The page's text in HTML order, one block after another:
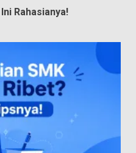
Rahasianya!